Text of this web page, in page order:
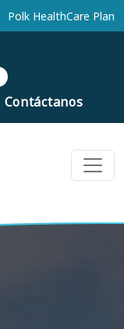
Polk HealthCare Plan
Contáctanos